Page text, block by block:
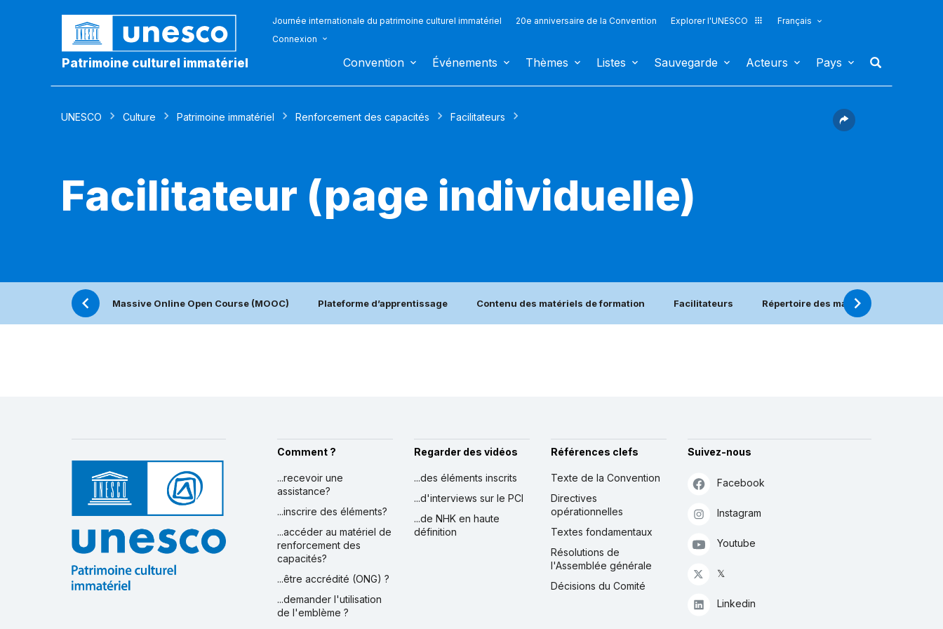
Patrimoine culturel immatériel
Journée internationale du patrimoine culturel immatériel 20e anniversaire de la Convention Explorer l'UNESCO
Français
Connexion
Convention Événements Thèmes Listes Sauvegarde Acteurs Pays
UNESCO Culture Patrimoine immatériel Renforcement des capacités Facilitateurs
Facilitateur (page individuelle)
Massive Online Open Course (MOOC) Plateforme d’apprentissage Contenu des matériels de formation Facilitateurs Répertoire des matériels
Comment ?
...recevoir une
assistance?
...inscrire des éléments?
...accéder au matériel de
renforcement des
capacités?
...être accrédité (ONG) ?
...demander l'utilisation
de l'emblème ?
Regarder des vidéos
...des éléments inscrits
...d'interviews sur le PCI
...de NHK en haute
définition
Références clefs
Texte de la Convention
Directives
opérationnelles
Textes fondamentaux
Résolutions de
l'Assemblée générale
Décisions du Comité
Suivez-nous
Facebook
Instagram
Youtube
𝕏
Linkedin